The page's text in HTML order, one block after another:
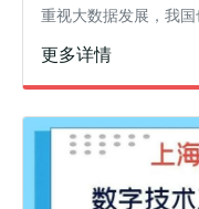
重视大数据发展，我
二十大报告指出数字技
义。在大数据应用需求
更多详情